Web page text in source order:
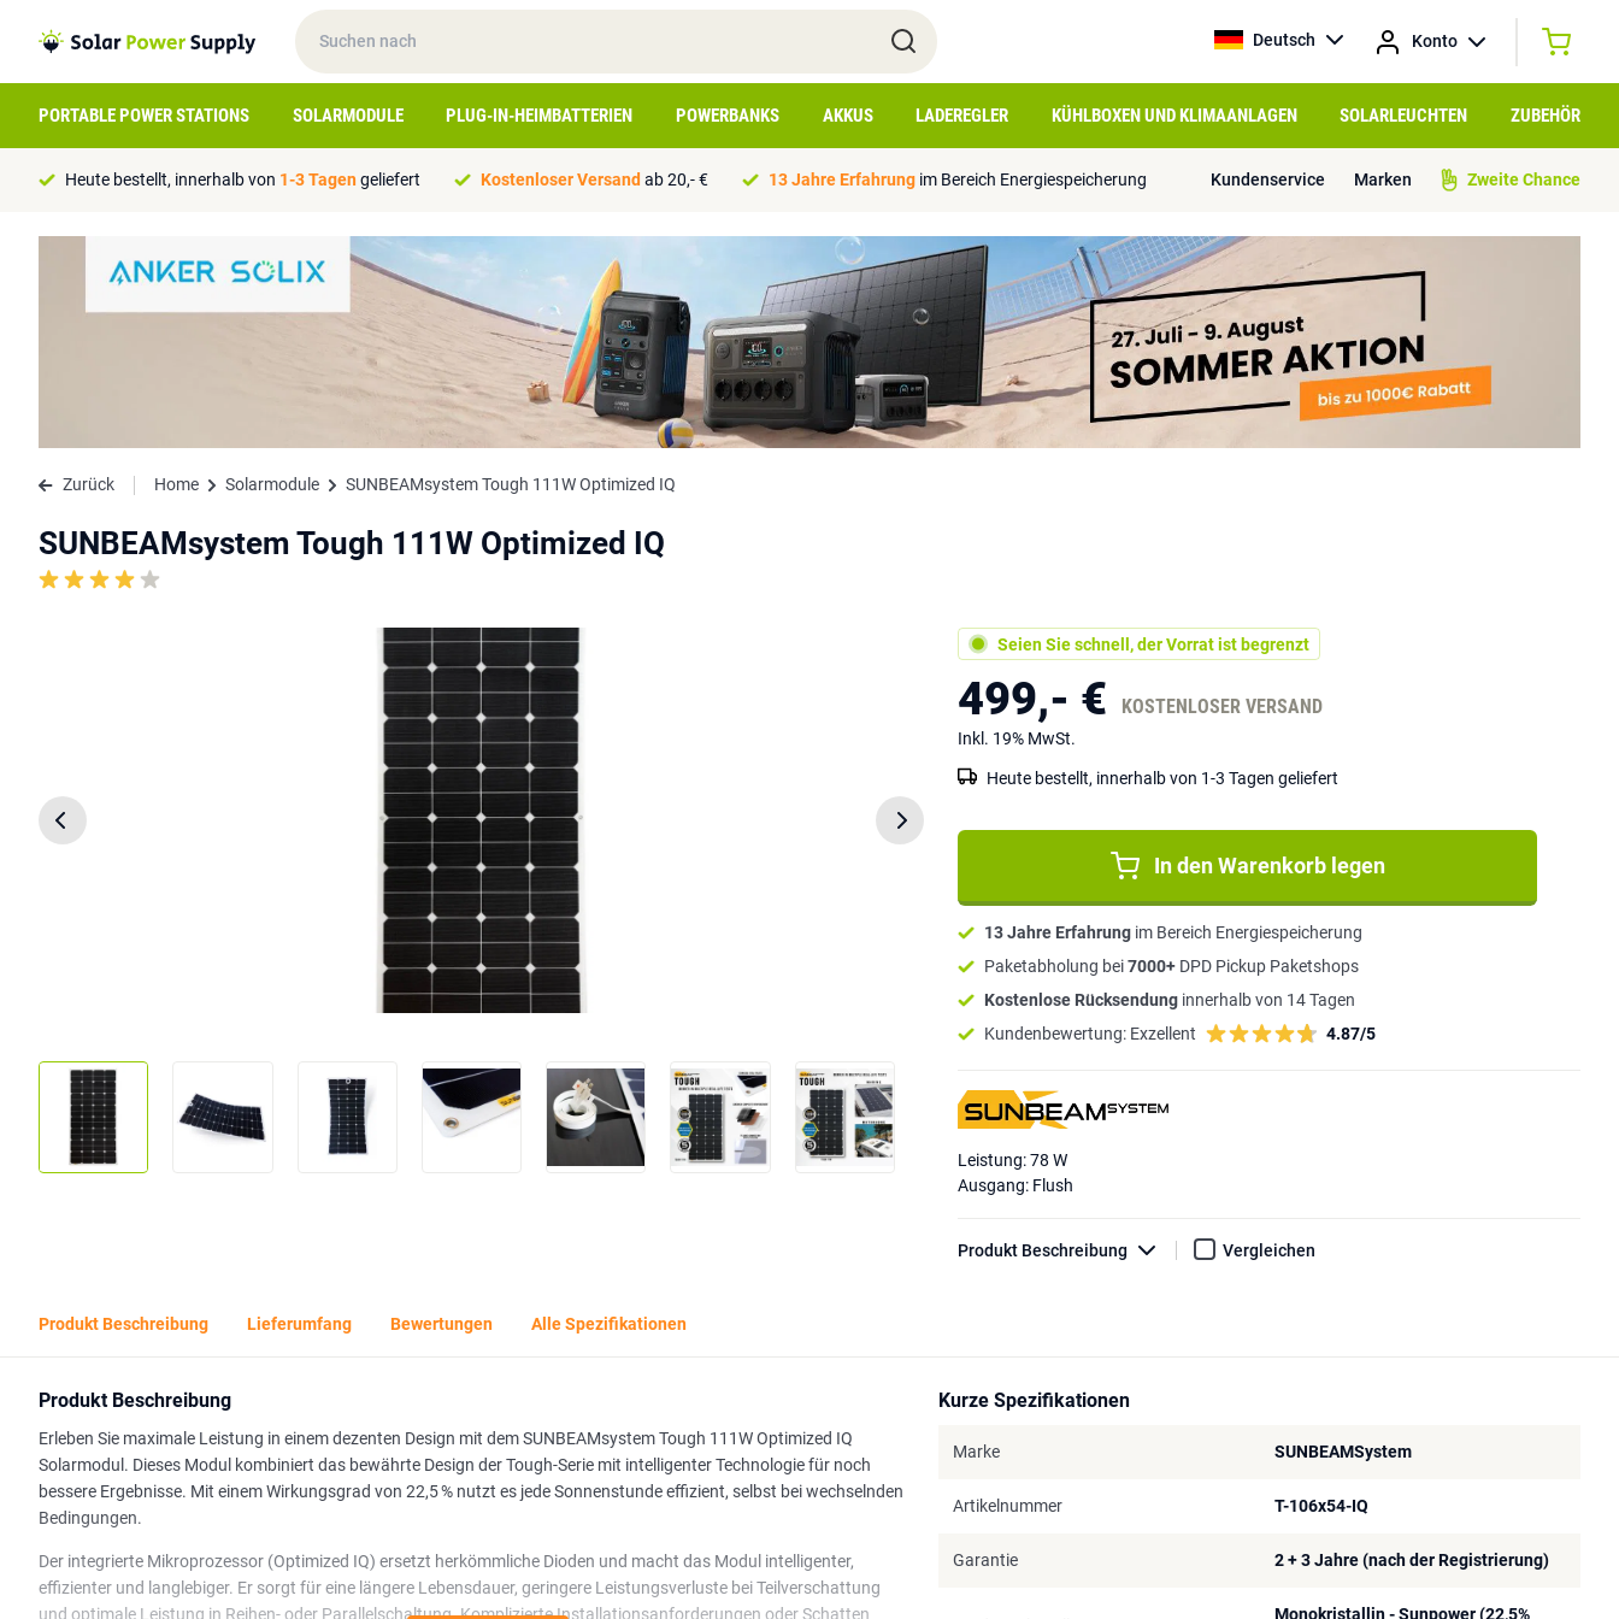
Deutsch Konto
PORTABLE POWER STATIONS SOLARMODULE PLUG-IN-HEIMBATTERIEN POWERBANKS AKKUS LADEREGLER KÜHLBOXEN UND KLIMAANLAGEN SOLARLEUCHTEN ZUBEHÖR
Heute bestellt, innerhalb von 1-3 Tagengeliefert Kostenloser Versand ab 20,- € 13 Jahre Erfahrung im Bereich Energiespeicherung Kundenservice Marken Zweite Chance
Zurück Home Solarmodule SUNBEAMsystem Tough 111W Optimized IQ
SUNBEAMsystem Tough 111W Optimized IQ
Seien Sie schnell, der Vorrat ist begrenzt
499,- € KOSTENLOSER VERSAND
Inkl. 19% MwSt.
Heute bestellt, innerhalb von 1-3 Tagen geliefert
In den Warenkorb legen
13 Jahre Erfahrung im Bereich Energiespeicherung
Paketabholung bei7000+ DPD Pickup Paketshops
Kostenlose Rücksendung innerhalb von 14 Tagen
Kundenbewertung: Exzellent 4.87/5
Leistung: 78 W
Ausgang: Flush
Produkt Beschreibung Vergleichen
Produkt Beschreibung Lieferumfang Bewertungen Alle Spezifikationen
Produkt Beschreibung
Erleben Sie maximale Leistung in einem dezenten Design mit dem SUNBEAMsystem Tough 111W Optimized IQ
Solarmodul. Dieses Modul kombiniert das bewährte Design der Tough-Serie mit intelligenter Technologie für noch
bessere Ergebnisse. Mit einem Wirkungsgrad von 22,5 % nutzt es jede Sonnenstunde effizient, selbst bei wechselnden
Bedingungen.
Der integrierte Mikroprozessor (Optimized IQ) ersetzt herkömmliche Dioden und macht das Modul intelligenter,
effizienter und langlebiger. Er sorgt für eine längere Lebensdauer, geringere Leistungsverluste bei Teilverschattung
und optimale Leistung in Reihen- oder Parallelschaltung. Komplizierte Installationsanforderungen oder Schatten
Kurze Spezifikationen
Marke SUNBEAMSystem
Artikelnummer T-106x54-IQ
Garantie 2 + 3 Jahre (nach der Registrierung)
Monokristallin - Sunpower (22,5%